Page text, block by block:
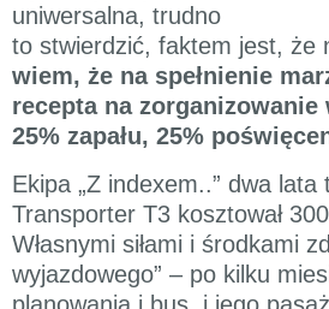
uniwersalna, trudno
to stwierdzić, faktem jest, że
wiem, że na spełnienie
recepta na
25% zapału, 25%
Ekipa „Z indexem..” dwa
Transporter T3 kosztował
Własnymi siłami i środkami
wyjazdowego” – po kilku
planowania i bus, i jego